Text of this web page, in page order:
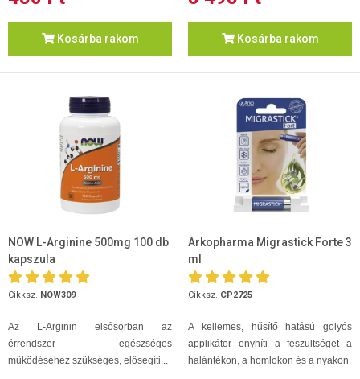
Kosárba rakom Kosárba rakom
NOW L-Arginine 500mg 100 db
kapszula
Cikksz. NOW309
Az L-Arginin elsősorban az
érrendszer egészséges
működéséhez szükséges, elősegíti...
Arkopharma Migrastick Forte 3
ml
Cikksz. CP2725
A kellemes, hűsítő hatású golyós
applikátor enyhíti a feszültséget a
halántékon, a homlokon és a nyakon.